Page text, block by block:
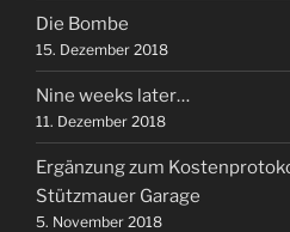
Die Bombe
15. Dezember 2018
Nine weeks later…
11. Dezember 2018
Ergänzung zum
Stützmauer Garage
5. November 2018